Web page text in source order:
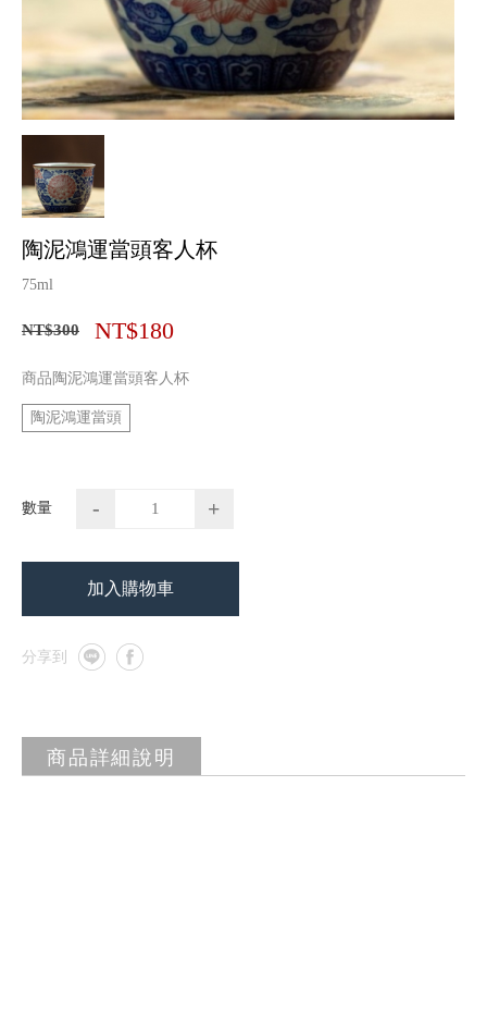
陶泥鴻運當頭客人杯
75ml
NT$300 NT$180
商品陶泥鴻運當頭客人杯
陶泥鴻運當頭
數量 - +
加入購物車
商品詳細說明